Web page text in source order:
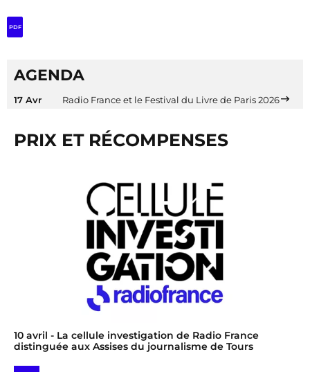
PDF
AGENDA
17 Avr Radio France et le Festival du Livre de Paris 2026
PRIX ET RÉCOMPENSES
10 avril - La cellule investigation de Radio France
distinguée aux Assises du journalisme de Tours